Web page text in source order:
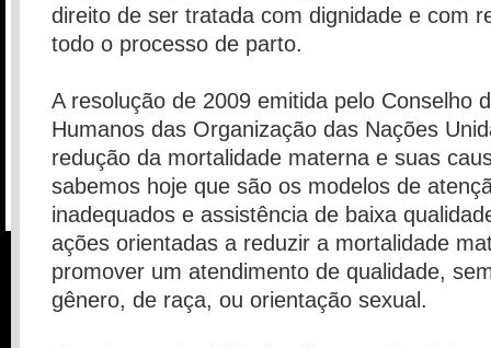
direito de ser tratada com dignidade e com
todo o processo de parto.
A resolução de 2009 emitida pelo Conselho
Humanos das Organização das Nações
redução da mortalidade materna e suas
sabemos hoje que são os modelos de
inadequados e assistência de baixa
ações orientadas a reduzir a mortalidade
promover um atendimento de qualidade,
gênero, de raça, ou orientação sexual.